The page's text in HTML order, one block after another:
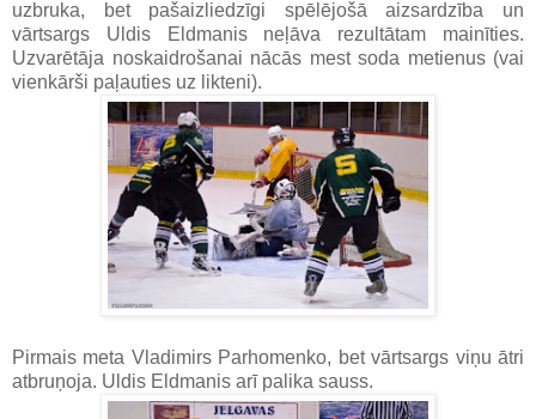
uzbruka, bet pašaizliedzīgi spēlējošā aizsardzība un
vārtsargs Uldis Eldmanis neļāva rezultātam mainīties.
Uzvarētāja noskaidrošanai nācās mest soda metienus (vai
vienkārši paļauties uz likteni).
Pirmais meta Vladimirs Parhomenko, bet vārtsargs viņu ātri
atbruņoja. Uldis Eldmanis arī palika sauss.